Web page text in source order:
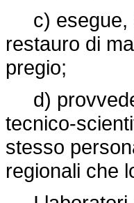
c) esegue,
restauro di
pregio;
d) provvede
tecnico-
stesso
regionali che